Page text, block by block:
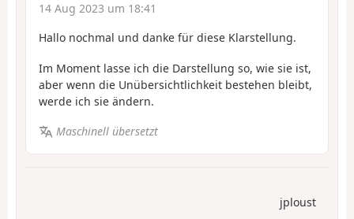
14 Aug 2023 um 18:41
Hallo nochmal und danke für diese Klarstellung.
Im Moment lasse ich die Darstellung so, wie sie ist,
aber wenn die Unübersichtlichkeit bestehen bleibt,
werde ich sie ändern.
Maschinell übersetzt
jploust